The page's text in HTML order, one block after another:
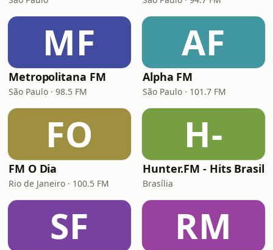
MF
Metropolitana FM
São Paulo · 98.5 FM
AF
Alpha FM
São Paulo · 101.7 FM
FO
FM O Dia
Rio de Janeiro · 100.5 FM
H-
Hunter.FM - Hits Brasil
Brasília
SF RM